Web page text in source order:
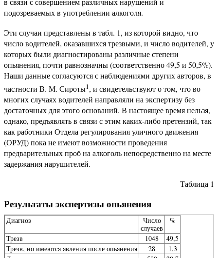
подозреваемых в употреблении алкоголя.
Эти случаи представлены в табл. 1, из которой видно, что
число водителей, оказавшихся трезвыми, и число водителей, у
которых были диагностированы различные степени
опьянения, почти равнозначны (соответственно 49,5 и 50,5%).
Наши данные согласуются с наблюдениями других авторов, в
частности В. М. Сироты1, и свидетельствуют о том, что во
многих случаях водителей направляли на экспертизу без
достаточных для этого оснований. В настоящее время нельзя,
однако, предъявлять в связи с этим каких-либо претензий, так
как работники Отдела регулирования уличного движения
(ОРУД) пока не имеют возможности проведения
предварительных проб на алкоголь непосредственно на месте
задержания нарушителей.
Таблица 1
Результаты экспертизы опьянения
Диагноз
Число
случаев
%
Трезв
1048
49,5
Трезв, но имеются явления после опьянения
28
1,3